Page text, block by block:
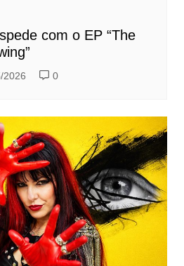
com o EP “The
2026 0